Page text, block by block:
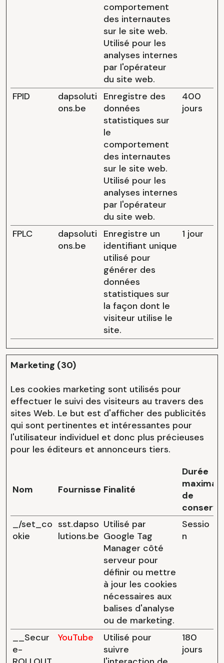
comportement
des internautes
sur le site web.
Utilisé pour les
analyses internes
par l'opérateur
du site web.
FPID
dapsoluti
ons.be
Enregistre des
données
statistiques sur
le
comportement
des internautes
sur le site web.
Utilisé pour les
analyses internes
par l'opérateur
du site web.
400
jours
FPLC
dapsoluti
ons.be
Enregistre un
identifiant unique
utilisé pour
générer des
données
statistiques sur
la façon dont le
visiteur utilise le
site.
1 jour
Marketing (30)
Les cookies marketing sont utilisés pour
effectuer le suivi des visiteurs au travers des
sites Web. Le but est d'afficher des publicités
qui sont pertinentes et intéressantes pour
l'utilisateur individuel et donc plus précieuses
pour les éditeurs et annonceurs tiers.
Nom FournisseurFinalité
Durée
de
_/set_co
okie
sst.dapso
lutions.be
Utilisé par
Google Tag
Manager côté
serveur pour
définir ou mettre
à jour les cookies
nécessaires aux
balises d'analyse
ou de marketing.
Sessio
n
__Secur
e-
YouTube
Utilisé pour
suivre
180
jours